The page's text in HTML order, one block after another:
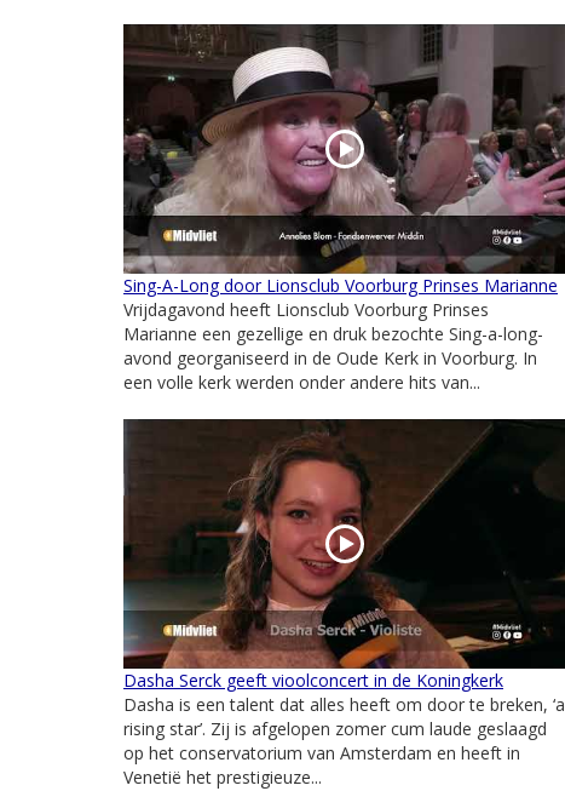
Sing-A-Long door Lionsclub Voorburg Prinses Marianne
Vrijdagavond heeft Lionsclub Voorburg Prinses
Marianne een gezellige en druk bezochte Sing-a-long-
avond georganiseerd in de Oude Kerk in Voorburg. In
een volle kerk werden onder andere hits van...
Dasha Serck geeft vioolconcert in de Koningkerk
Dasha is een talent dat alles heeft om door te breken, ‘a
rising star’. Zij is afgelopen zomer cum laude geslaagd
op het conservatorium van Amsterdam en heeft in
Venetië het prestigieuze...